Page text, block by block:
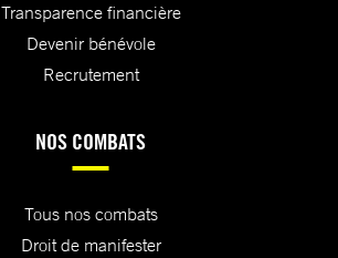
Transparence financière
Devenir bénévole
Recrutement
NOS COMBATS
Tous nos combats
Droit de manifester